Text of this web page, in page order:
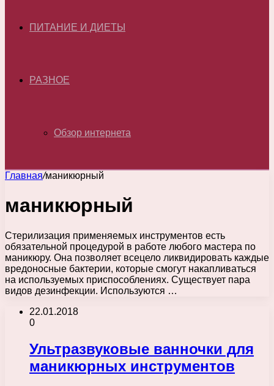
ПИТАНИЕ И ДИЕТЫ
РАЗНОЕ
Обзор интернета
Главная/маникюрный
маникюрный
Стерилизация применяемых инструментов есть
обязательной процедурой в работе любого мастера по
маникюру. Она позволяет всецело ликвидировать каждые
вредоносные бактерии, которые смогут накапливаться
на используемых приспособлениях. Существует пара
видов дезинфекции. Используются …
22.01.2018
0
Ультразвуковые ванночки для
маникюрных инструментов